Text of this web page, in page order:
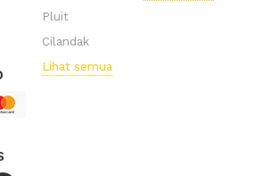
Pluit
Cilandak
Lihat semua